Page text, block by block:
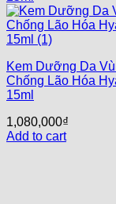
Kem Dưỡng Da
Chống Lão Hóa
15ml
1,080,000₫
Add to cart